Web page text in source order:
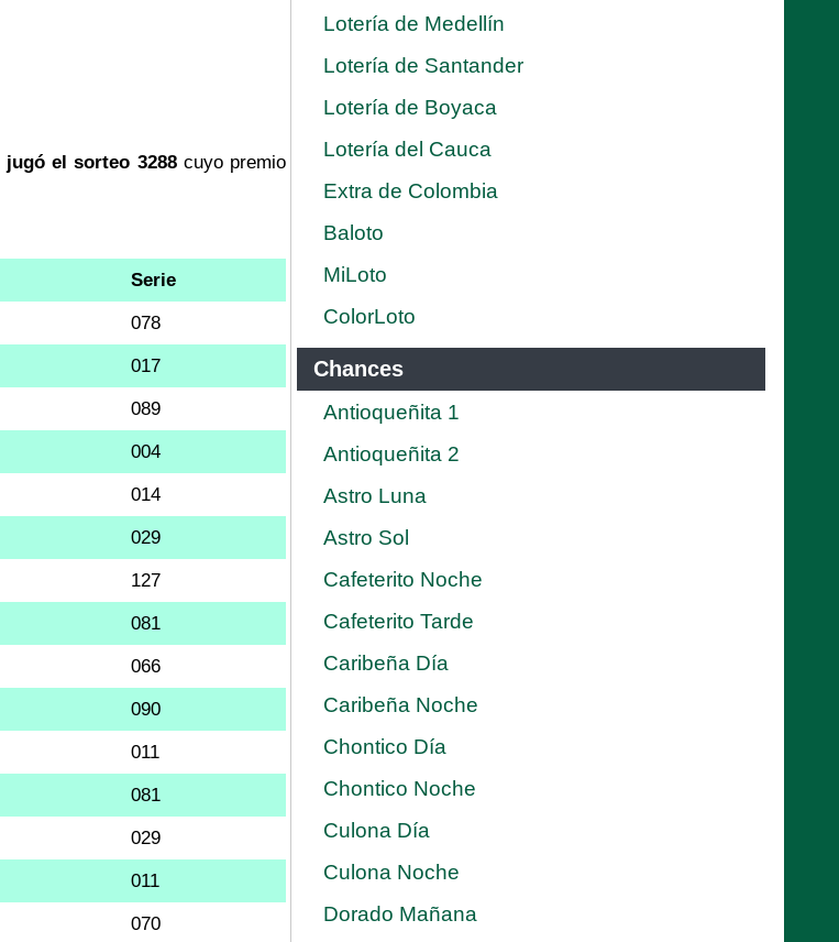
jugó el sorteo 3288cuyo premio
Serie
078
017
089
004
014
029
127
081
066
090
011
081
029
011
070
Lotería de Medellín
Lotería de Santander
Lotería de Boyaca
Lotería del Cauca
Extra de Colombia
Baloto
MiLoto
ColorLoto
Chances
Antioqueñita 1
Antioqueñita 2
Astro Luna
Astro Sol
Cafeterito Noche
Cafeterito Tarde
Caribeña Día
Caribeña Noche
Chontico Día
Chontico Noche
Culona Día
Culona Noche
Dorado Mañana